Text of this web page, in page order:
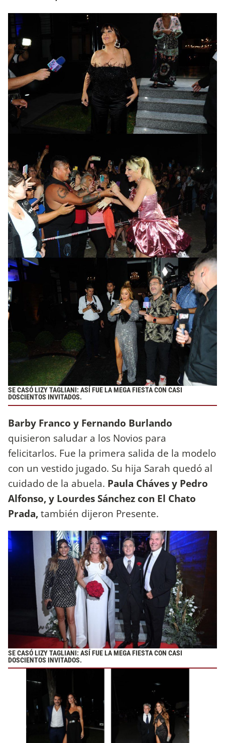
SE CASÓ LIZY TAGLIANI: ASÍ FUE LA MEGA FIESTA CON CASI
DOSCIENTOS INVITADOS.
Barby Franco y Fernando Burlando
quisieron saludar a los Novios para
felicitarlos. Fue la primera salida de la modelo
con un vestido jugado. Su hija Sarah quedó al
cuidado de la abuela. Paula Cháves y Pedro
Alfonso, y Lourdes Sánchez con El Chato
Prada,también dijeron Presente.
SE CASÓ LIZY TAGLIANI: ASÍ FUE LA MEGA FIESTA CON CASI
DOSCIENTOS INVITADOS.